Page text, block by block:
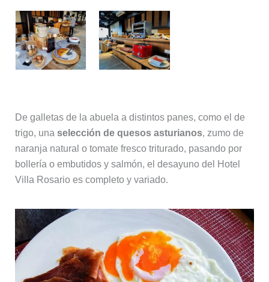
De galletas de la abuela a distintos panes, como el de
trigo, una selección de quesos asturianos, zumo de
naranja natural o tomate fresco triturado, pasando por
bollería o embutidos y salmón, el desayuno del Hotel
Villa Rosario es completo y variado.